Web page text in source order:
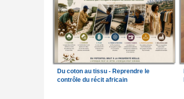
Du coton au tissu - Reprendre le
contrôle du récit africain